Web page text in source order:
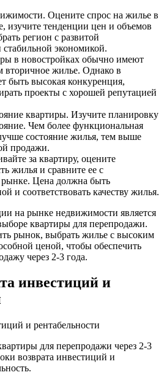
Оцените спрос на жилье в
изучите тенденции цен и объемов
регион с развитой
экономикой.
в новостройках обычно имеют
вторичное жилье. Однако в
быть высокая конкуренция,
проекты с хорошей репутацией
квартиры. Изучите планировку
Чем более функциональная
состояние жилья, тем выше
продажи.
за квартиру, оцените
жилья и сравните ее с
Цена должна быть
и соответствовать качеству жилья.
на рынке недвижимости является
квартиры для перепродажи.
рынок, выбрать жилье с высоким
ценой, чтобы обеспечить
через 2-3 года.
инвестиций и
и рентабельности
для перепродажи через 2-3
возврата инвестиций и